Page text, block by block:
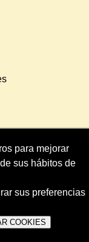
para mejorar
sus hábitos de
sus preferencias
COOKIES